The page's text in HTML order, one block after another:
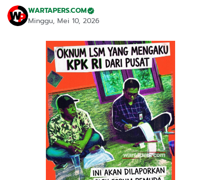
WARTAPERS.COM
Minggu, Mei 10, 2026